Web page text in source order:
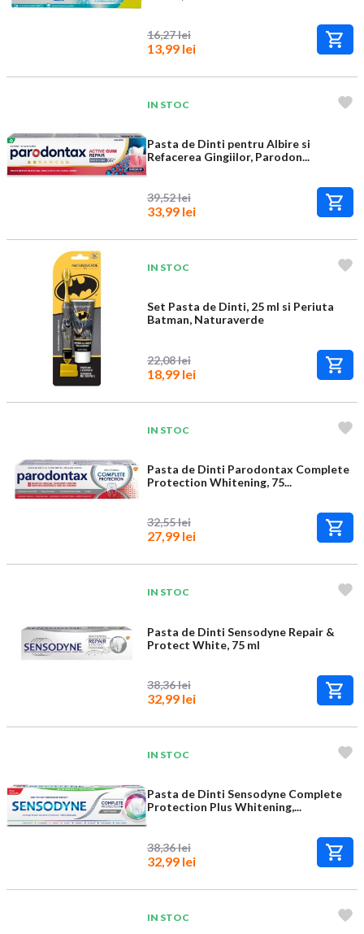
16,27 lei
13,99 lei
IN STOC
Pasta de Dinti pentru Albire si
Refacerea Gingiilor, Parodon...
39,52 lei
33,99 lei
IN STOC
Set Pasta de Dinti, 25 ml si Periuta
Batman, Naturaverde
22,08 lei
18,99 lei
IN STOC
Pasta de Dinti Parodontax Complete
Protection Whitening, 75...
32,55 lei
27,99 lei
IN STOC
Pasta de Dinti Sensodyne Repair &
Protect White, 75 ml
38,36 lei
32,99 lei
IN STOC
Pasta de Dinti Sensodyne Complete
Protection Plus Whitening,...
38,36 lei
32,99 lei
IN STOC